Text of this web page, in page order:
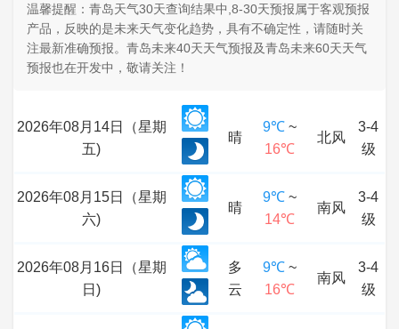
温馨提醒：青岛天气30天查询结果中,8-30天预报属于客观预报
产品，反映的是未来天气变化趋势，具有不确定性，请随时关
注最新准确预报。青岛未来40天天气预报及青岛未来60天天气
预报也在开发中，敬请关注！
2026年08月14日（星期
五)
晴
9℃ ~
16℃
北风
3-4
级
2026年08月15日（星期
六)
晴
9℃ ~
14℃
南风
3-4
级
2026年08月16日（星期
日)
多
云
9℃ ~
16℃
南风
3-4
级